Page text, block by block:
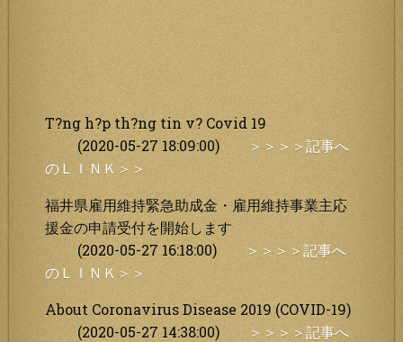
T?ng h?p th?ng tin v? Covid 19
(2020-05-27 18:09:00)
＞＞＞＞記事へ
のＬＩＮＫ＞＞
福井県雇用維持緊急助成金・雇用維持事業主応
援金の申請受付を開始します
(2020-05-27 16:18:00)
＞＞＞＞記事へ
のＬＩＮＫ＞＞
About Coronavirus Disease 2019 (COVID-19)
(2020-05-27 14:38:00)
＞＞＞＞記事へ